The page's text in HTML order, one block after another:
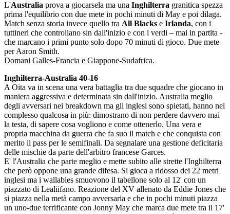
L'Australia prova a giocarsela ma una Inghilterra granitica spezza
prima l'equilibrio con due mete in pochi minuti di May e poi dilaga.
Match senza storia invece quello tra All Blacks e Irlanda, con i
tuttineri che controllano sin dall'inizio e con i verdi – mai in partita -
che marcano i primi punto solo dopo 70 minuti di gioco. Due mete
per Aaron Smith.
Domani Galles-Francia e Giappone-Sudafrica.
Inghilterra-Australia 40-16
A Oita va in scena una vera battaglia tra due squadre che giocano in
maniera aggressiva e determinata sin dall'inizio. Australia meglio
degli avversari nei breakdown ma gli inglesi sono spietati, hanno nel
complesso qualcosa in più: dimostrano di non perdere davvero mai
la testa, di sapere cosa vogliono e come ottenerlo. Una vera e
propria macchina da guerra che fa suo il match e che conquista con
merito il pass per le semifinali. Da segnalare una gestione deficitaria
delle mischie da parte dell'arbitro francese Garces.
E' l'Australia che parte meglio e mette subito alle strette l'Inghilterra
che però oppone una grande difesa. Si gioca a ridosso dei 22 metri
inglesi ma i wallabies smuovono il tabellone solo al 12' con un
piazzato di Lealiifano. Reazione del XV allenato da Eddie Jones che
si piazza nella metà campo avversaria e che in pochi minuti piazza
un uno-due terrificante con Jonny May che marca due mete tra il 17'